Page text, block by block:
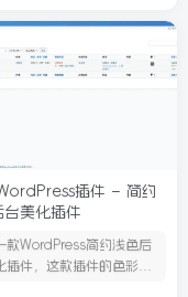
插件 – 简约
台美化插件
款WordPress简约浅色后
插件，这款插件的色彩美